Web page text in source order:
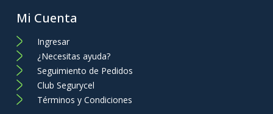
Mi Cuenta
Ingresar
¿Necesitas ayuda?
Seguimiento de Pedidos
Club Segurycel
Términos y Condiciones